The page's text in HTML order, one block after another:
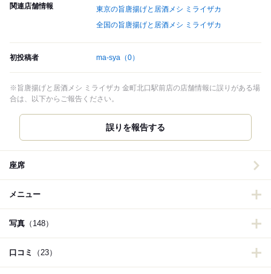
関連店舗情報
東京の旨唐揚げと居酒メシ ミライザカ
全国の旨唐揚げと居酒メシ ミライザカ
初投稿者 ma-sya （0）
※旨唐揚げと居酒メシ ミライザカ 金町北口駅前店の店舗情報に誤りがある場
合は、以下からご報告ください。
誤りを報告する
座席
メニュー
写真 （148）
口コミ （23）